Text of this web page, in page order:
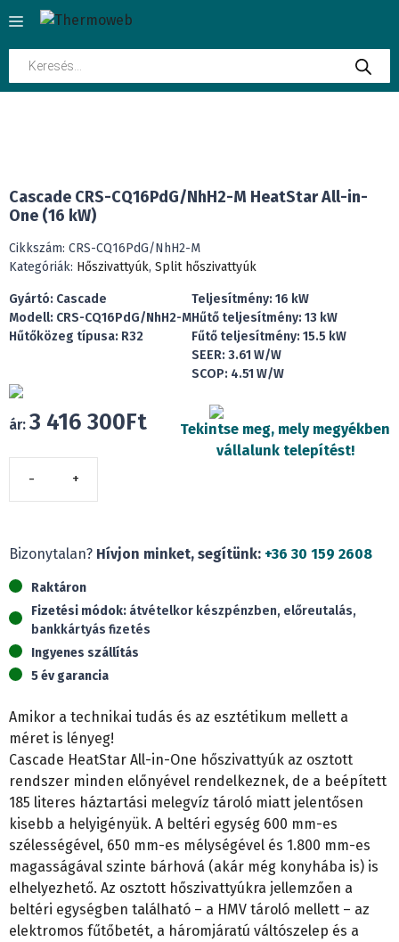
Kilépés
tartalomba
Products
search
Menü
Cascade CRS-CQ16PdG/NhH2-M HeatStar All-in-
One (16 kW)
Cikkszám: CRS-CQ16PdG/NhH2-M
Kategóriák: Hőszivattyúk, Split hőszivattyúk
Gyártó: Cascade
Modell: CRS-CQ16PdG/NhH2-M
Hűtőközeg típusa: R32
Teljesítmény: 16 kW
Hűtő teljesítmény: 13 kW
Fűtő teljesítmény: 15.5 kW
SEER: 3.61 W/W
SCOP: 4.51 W/W
ár: 3 416 300Ft
M
in-
One
(16
kW)
Tekintse meg, mely megyékben
vállalunk telepítést!
Bizonytalan? Hívjon minket, segítünk: +36 30 159 2608
Raktáron
Fizetési módok: átvételkor készpénzben, előreutalás,
bankkártyás fizetés
Ingyenes szállítás
5 év garancia
Amikor a technikai tudás és az esztétikum mellett a
méret is lényeg!
Cascade HeatStar All-in-One hőszivattyúk az osztott
rendszer minden előnyével rendelkeznek, de a beépített
185 literes háztartási melegvíz tároló miatt jelentősen
kisebb a helyigényük. A beltéri egység 600 mm-es
szélességével, 650 mm-es mélységével és 1.800 mm-es
magasságával szinte bárhová (akár még konyhába is) is
elhelyezhető. Az osztott hőszivattyúkra jellemzően a
beltéri egységben található – a HMV tároló mellett – az
elektromos fűtőbetét, a háromjáratú váltószelep és a